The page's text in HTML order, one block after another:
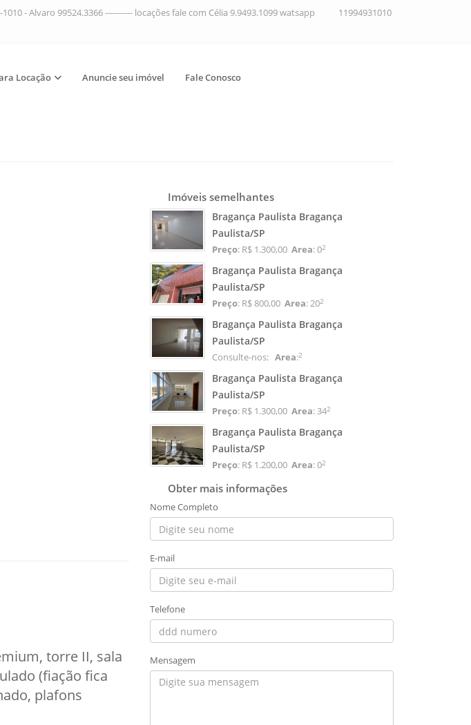
- Alvaro 99524.3366 ---------- locações fale com Célia 9.9493.1099 watsapp
11994931010
Locação Anuncie seu imóvel Fale Conosco
torre II, sala
(fiação fica
plafons
Imóveis semelhantes
Bragança Paulista Bragança
Paulista/SP
Preço: R$ 1.300,00 Area: 02
Bragança Paulista Bragança
Paulista/SP
Preço: R$ 800,00 Area: 202
Bragança Paulista Bragança
Paulista/SP
Consulte-nos: Area:2
Bragança Paulista Bragança
Paulista/SP
Preço: R$ 1.300,00 Area: 342
Bragança Paulista Bragança
Paulista/SP
Preço: R$ 1.200,00 Area: 02
Obter mais informações
Nome Completo
E-mail
Telefone
Mensagem